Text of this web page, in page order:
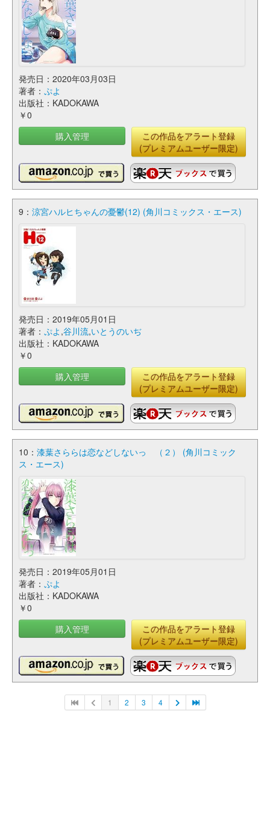
発売日：2020年03月03日
著者： ぷよ
出版社：KADOKAWA
￥0
購入管理
この作品をアラート登録
(プレミアムユーザー限定)
9： 涼宮ハルヒちゃんの憂鬱(12) (角川コミックス・エース)
発売日：2019年05月01日
著者： ぷよ ,谷川流,いとうのいぢ
出版社：KADOKAWA
￥0
購入管理
この作品をアラート登録
(プレミアムユーザー限定)
10： 漆葉さららは恋などしないっ （２） (角川コミック
ス・エース)
発売日：2019年05月01日
著者： ぷよ
出版社：KADOKAWA
￥0
購入管理
この作品をアラート登録
(プレミアムユーザー限定)
1 2 3 4